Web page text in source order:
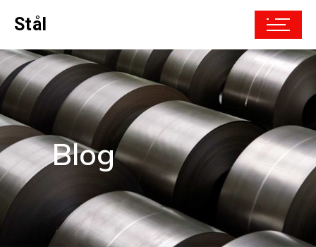
Stål
Blog